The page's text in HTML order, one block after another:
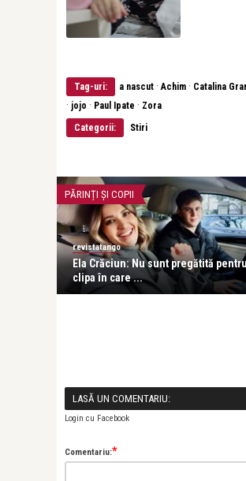
Tag-uri: a nascut · Achim · Catalina
· jojo · Paul Ipate · Zora
Categorii:
Stiri
PĂRINȚI ȘI COPII
revistatango
Ela Crăciun: Nu sunt pregătită pentru
clipa în care ...
LASĂ UN COMENTARIU:
Login cu Facebook
Comentariu:*